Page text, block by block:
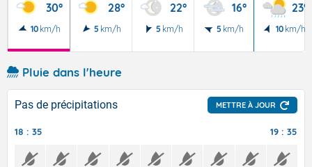
30°
10 km/h
28°
5 km/h
22°
5 km/h
16°
5 km/h
23°
10 km/h
Pluie dans l'heure
Pas de précipitations METTRE À JOUR
18 : 35 19 : 35